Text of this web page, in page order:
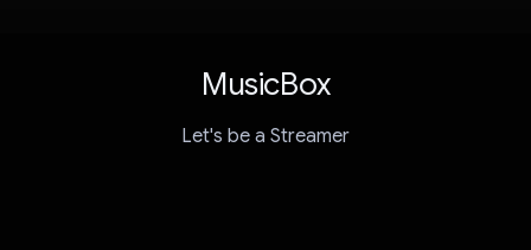
MusicBox
Let's be a Streamer